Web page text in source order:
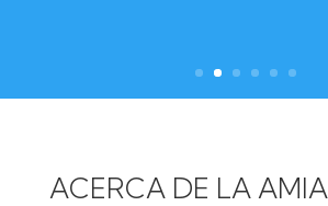
ACERCA DE LA AMIA